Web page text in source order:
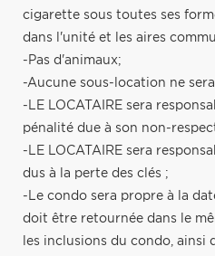
cigarette sous toutes ses
dans l'unité et les aires
-Pas d'animaux;
-Aucune sous-location ne
-LE LOCATAIRE sera
pénalité due à son non-
-LE LOCATAIRE sera
dus à la perte des clés ;
-Le condo sera propre à la
doit être retournée dans le
les inclusions du condo, ainsi